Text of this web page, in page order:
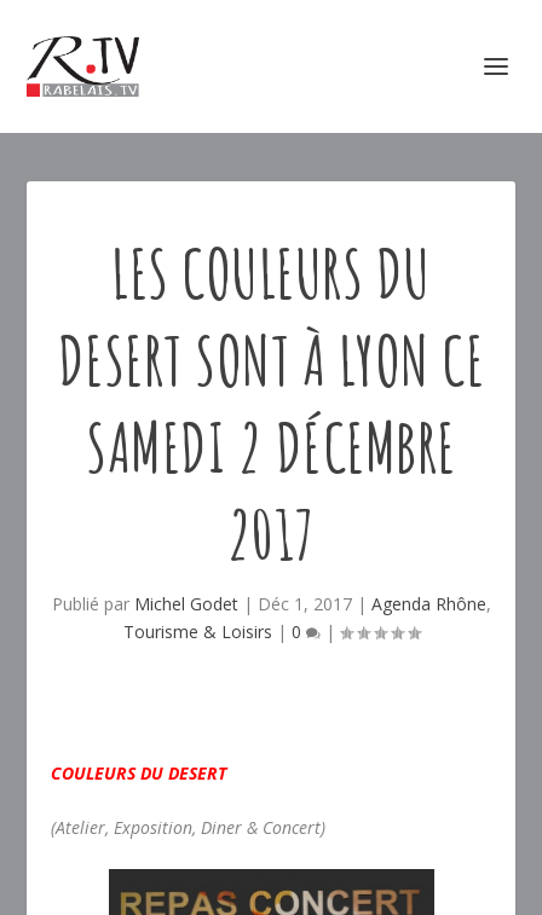
LES COULEURS DU
DESERT SONT À LYON CE
SAMEDI 2 DÉCEMBRE
2017
Publié par Michel Godet| Déc 1, 2017| Agenda Rhône,
Tourisme & Loisirs | 0 |
COULEURS DU DESERT
(Atelier, Exposition, Diner & Concert)